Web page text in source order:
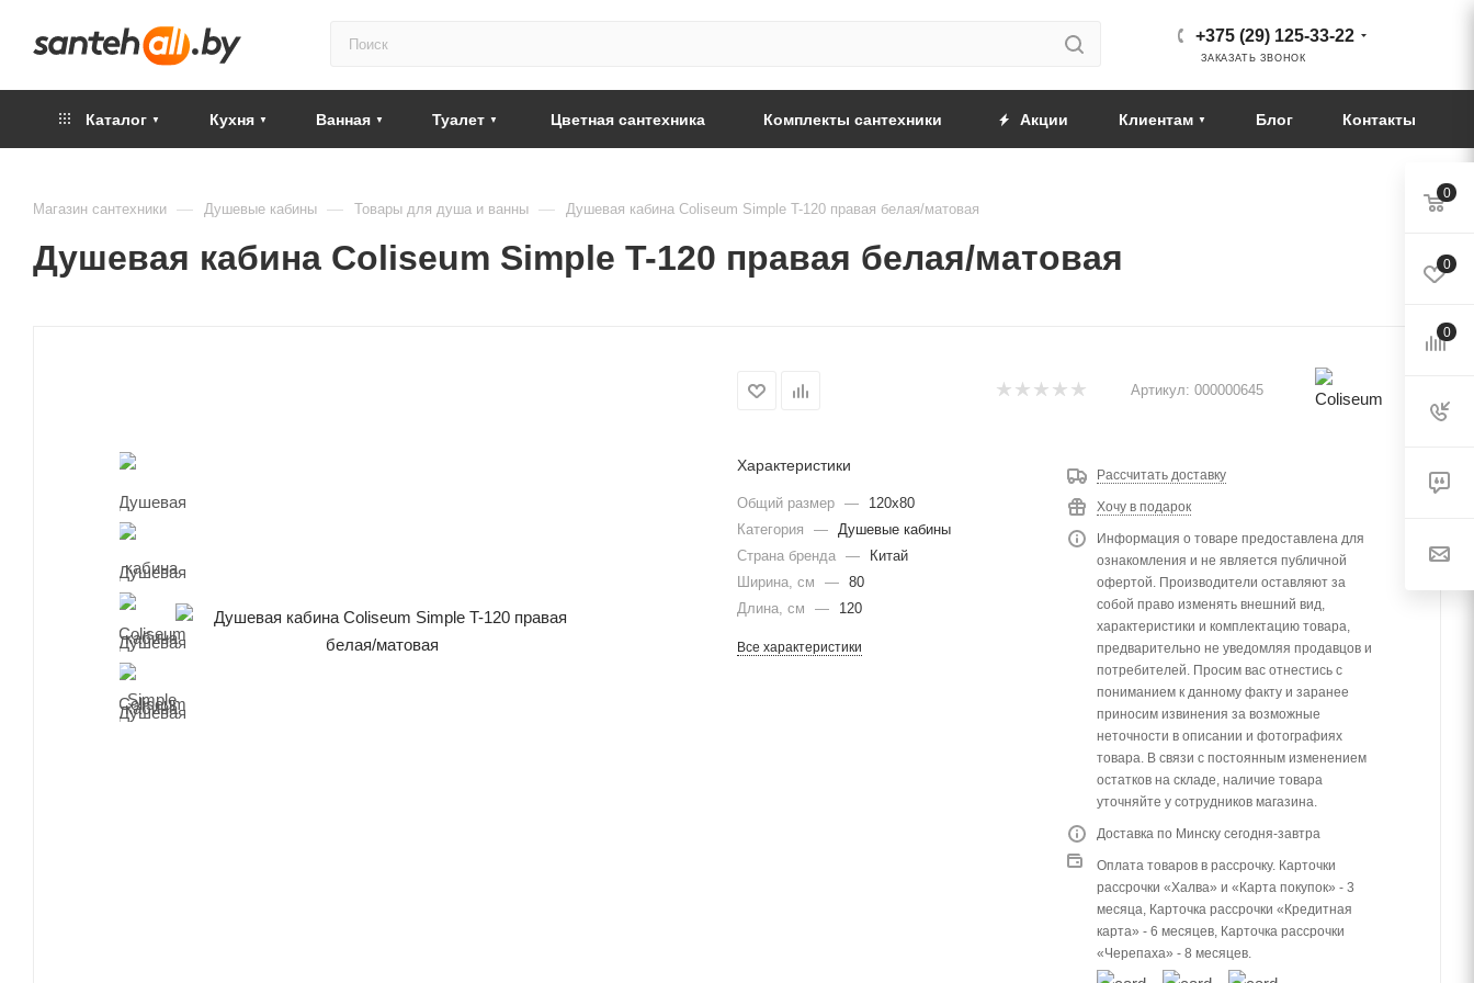
+375 (29) 125-33-22
ЗАКАЗАТЬ ЗВОНОК
Каталог Кухня Ванная Туалет Цветная сантехника Комплекты сантехники Акции Клиентам Блог Контакты
Магазин сантехники — Душевые кабины — Товары для душа и ванны — Душевая кабина Coliseum Simple T-120 правая белая/матовая
Душевая кабина Coliseum Simple T-120 правая белая/матовая
Артикул: 000000645
Характеристики
Общий размер —
120x80
Категория
— Душевые кабины
Страна бренда —
Китай
Ширина, см
— 80
Длина, см
— 120
Все характеристики
Рассчитать доставку
Хочу в подарок
Информация о товаре предоставлена для
ознакомления и не является публичной
офертой. Производители оставляют за
собой право изменять внешний вид,
характеристики и комплектацию товара,
предварительно не уведомляя продавцов и
потребителей. Просим вас отнестись с
пониманием к данному факту и заранее
приносим извинения за возможные
неточности в описании и фотографиях
товара. В связи с постоянным изменением
остатков на складе, наличие товара
уточняйте у сотрудников магазина.
Доставка по Минску сегодня-завтра
Оплата товаров в рассрочку. Карточки
рассрочки «Халва» и «Карта покупок» - 3
месяца, Карточка рассрочки «Кредитная
карта» - 6 месяцев, Карточка рассрочки
«Черепаха» - 8 месяцев.
0
0
0